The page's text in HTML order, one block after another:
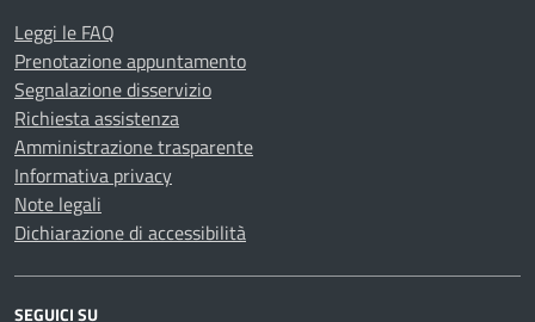
Leggi le FAQ
Prenotazione appuntamento
Segnalazione disservizio
Richiesta assistenza
Amministrazione trasparente
Informativa privacy
Note legali
Dichiarazione di accessibilità
SEGUICI SU